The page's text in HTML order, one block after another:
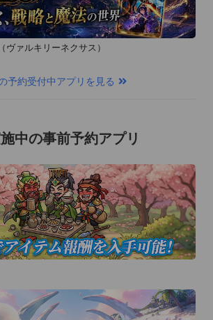
ァルキリーネクサス）
予約受付中アプリを見る
中の事前予約アプリ